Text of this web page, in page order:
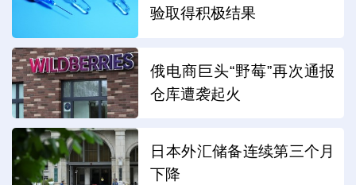
验取得积极结果
俄电商巨头“野莓”再次通报
仓库遭袭起火
日本外汇储备连续第三个月
下降